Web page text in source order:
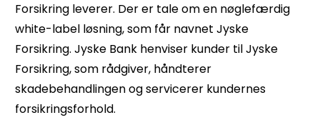
Forsikring leverer. Der er tale om en nøglefærdig
white-label løsning, som får navnet Jyske
Forsikring. Jyske Bank henviser kunder til Jyske
Forsikring, som rådgiver, håndterer
skadebehandlingen og servicerer kundernes
forsikringsforhold.